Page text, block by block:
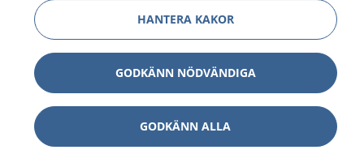
HANTERA KAKOR
GODKÄNN NÖDVÄNDIGA
GODKÄNN ALLA